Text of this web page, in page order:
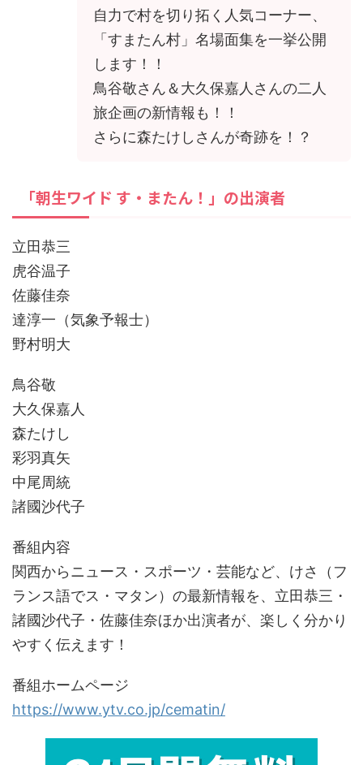
自力で村を切り拓く人気コーナー、
「すまたん村」名場面集を一挙公開
します！！
鳥谷敬さん＆大久保嘉人さんの二人
旅企画の新情報も！！
さらに森たけしさんが奇跡を！？
「朝生ワイド す・またん！」の出演者
立田恭三
虎谷温子
佐藤佳奈
達淳一（気象予報士）
野村明大
鳥谷敬
大久保嘉人
森たけし
彩羽真矢
中尾周統
諸國沙代子
番組内容
関西からニュース・スポーツ・芸能など、けさ（フ
ランス語でス・マタン）の最新情報を、立田恭三・
諸國沙代子・佐藤佳奈ほか出演者が、楽しく分かり
やすく伝えます！
番組ホームページ
https://www.ytv.co.jp/cematin/